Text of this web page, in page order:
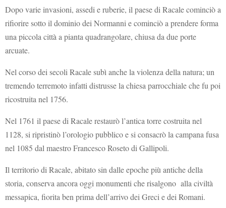
Dopo varie invasioni, assedi e ruberie, il paese di Racale cominciò a
rifiorire sotto il dominio dei Normanni e cominciò a prendere forma
una piccola città a pianta quadrangolare, chiusa da due porte
arcuate.
Nel corso dei secoli Racale subì anche la violenza della natura; un
tremendo terremoto infatti distrusse la chiesa parrocchiale che fu poi
ricostruita nel 1756.
Nel 1761 il paese di Racale restaurò l’antica torre costruita nel
1128, si ripristinò l’orologio pubblico e si consacrò la campana fusa
nel 1085 dal maestro Francesco Roseto di Gallipoli.
Il territorio di Racale, abitato sin dalle epoche più antiche della
storia, conserva ancora oggi monumenti che risalgono alla civiltà
messapica, fiorita ben prima dell’arrivo dei Greci e dei Romani.